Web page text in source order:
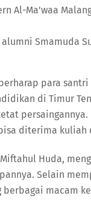
Smamuda
para
di Timur
diterima kuliah
Huda,
Selain
macam